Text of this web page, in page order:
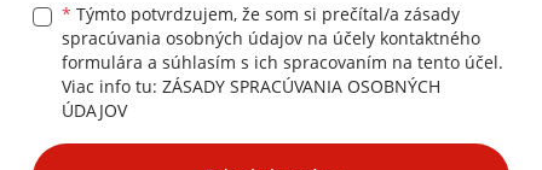
* Týmto potvrdzujem, že som si prečítal/a zásady
spracúvania osobných údajov na účely kontaktného
formulára a súhlasím s ich spracovaním na tento účel.
Viac info tu: ZÁSADY SPRACÚVANIA OSOBNÝCH
ÚDAJOV
Google reCaptcha Response